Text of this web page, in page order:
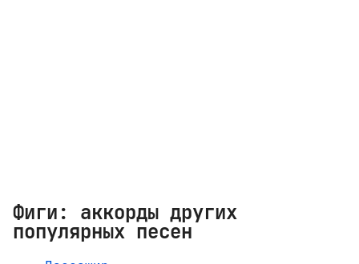
Фиги: аккорды других
популярных песен